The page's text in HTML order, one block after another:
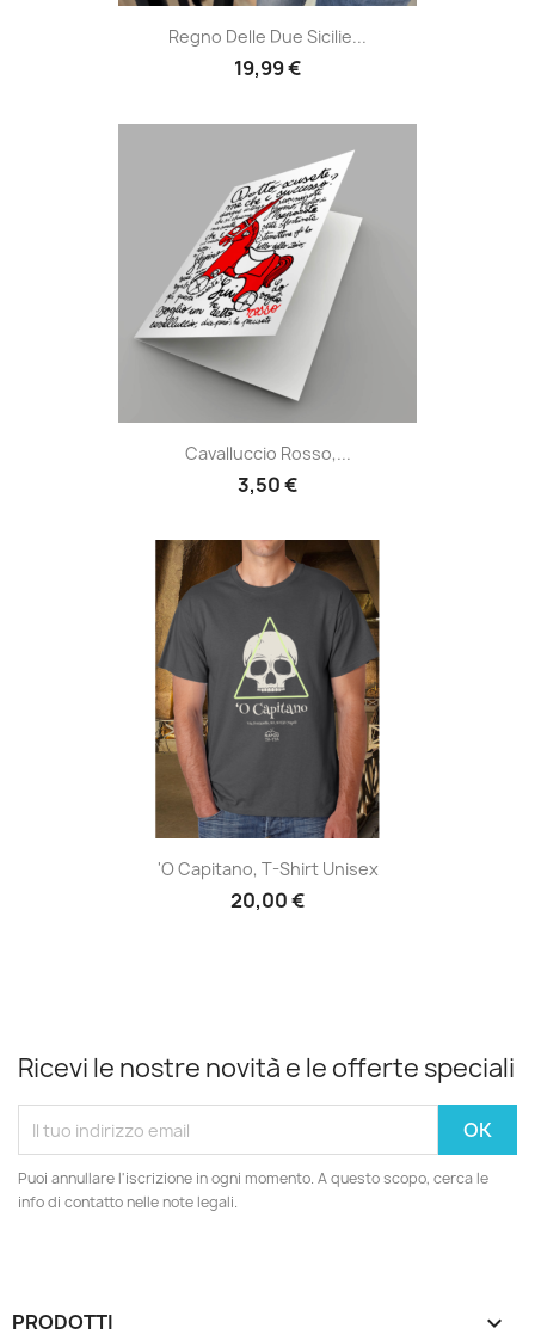
Regno Delle Due Sicilie...
19,99 €
Cavalluccio Rosso,...
3,50 €
'O Capitano, T-Shirt Unisex
20,00 €
Ricevi le nostre novità e le offerte speciali
Puoi annullare l'iscrizione in ogni momento. A questo scopo, cerca le
info di contatto nelle note legali.
PRODOTTI 